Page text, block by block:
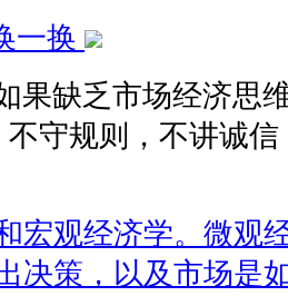
一换
果缺乏市场经济思
守规则，不讲诚信
宏观经济学。微观
决策，以及市场是